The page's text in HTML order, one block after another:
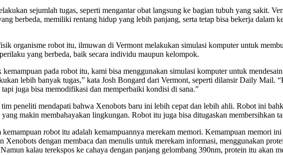
sejumlah tugas, seperti mengantar obat langsung ke bagian tubuh yang sakit.
berbeda, memiliki rentang hidup yang lebih panjang, serta tetap bisa bekerja dalam
organisme robot itu, ilmuwan di Vermont melakukan simulasi komputer untuk
yang berbeda, baik secara individu maupun kelompok.
pada robot itu, kami bisa menggunakan simulasi komputer untuk
lebih banyak tugas,” kata Josh Bongard dari Vermont, seperti dilansir Daily Mail.
juga bisa memodifikasi dan memperbaiki kondisi di sana.”
peneliti mendapati bahwa Xenobots baru ini lebih cepat dan lebih ahli. Robot ini
makin membahayakan lingkungan. Robot itu juga bisa ditugaskan membersihkan
robot itu adalah kemampuannya merekam memori. Kemampuan memori
Xenobots dengan membaca dan menulis untuk merekam informasi, menggunakan
kalau terekspos ke cahaya dengan panjang gelombang 390nm, protein itu akan